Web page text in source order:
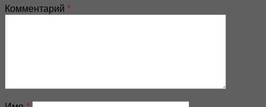
Комментарий *